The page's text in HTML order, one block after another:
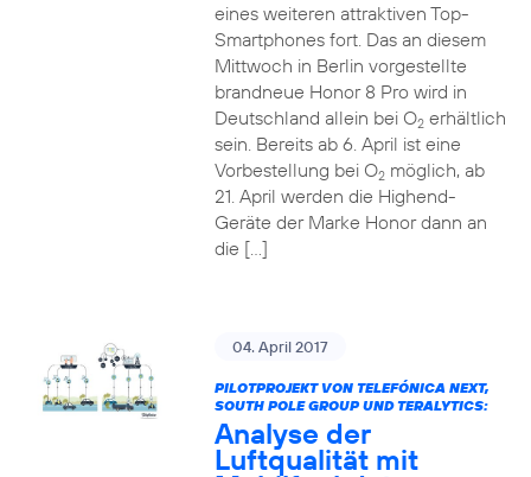
eines weiteren attraktiven Top-
Smartphones fort. Das an diesem
Mittwoch in Berlin vorgestellte
brandneue Honor 8 Pro wird in
Deutschland allein bei O2erhältlich
sein. Bereits ab 6. April ist eine
Vorbestellung bei O2möglich, ab
21. April werden die Highend-
Geräte der Marke Honor dann an
die […]
04. April 2017
PILOTPROJEKT VON TELEFÓNICA NEXT,
SOUTH POLE GROUP UND TERALYTICS:
Analyse der
Luftqualität mit